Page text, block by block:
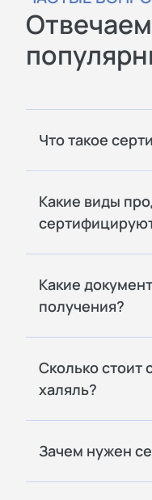
Что такое
Какие виды
Какие
получения?
Сколько стоит
халяль?
Зачем нужен